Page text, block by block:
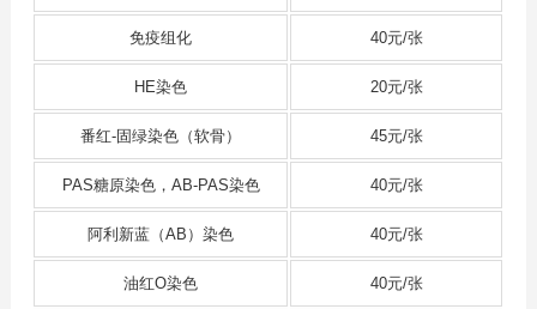
免疫组化 40元/张
HE染色 20元/张
番红-固绿染色（软骨） 45元/张
PAS糖原染色，AB-PAS染色 40元/张
阿利新蓝（AB）染色 40元/张
油红O染色 40元/张